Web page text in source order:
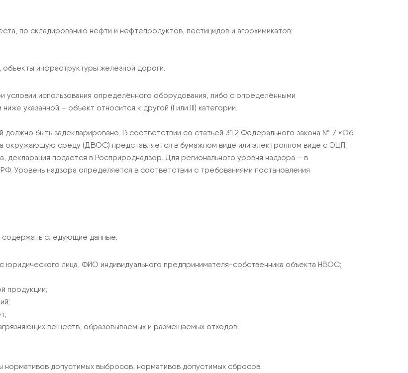
по складированию нефти и нефтепродуктов, пестицидов и агрохимикатов;
инфраструктуры железной дороги.
использования определённого оборудования, либо с определёнными
указанной – объект относится к другой (I или III) категории.
быть задекларировано. В соответствии со статьей 31.2 Федерального закона № 7 «Об
окружающую среду (ДВОС) представляется в бумажном виде или электронном виде с ЭЦП.
подается в Росприроднадзор. Для регионального уровня надзора – в
Уровень надзора определяется в соответствии с требованиями постановления
следующие данные:
юридического лица, ФИО индивидуального предпринимателя-собственника объекта НВОС;
продукции;
веществ, образовываемых и размещаемых отходов;
допустимых выбросов, нормативов допустимых сбросов.